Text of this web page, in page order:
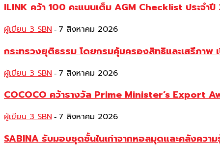
ILINK คว้า 100 คะแนนเต็ม AGM Checklist ประจ
ผู้เขียน 3 SBN - 7 สิงหาคม 2026
กระทรวงยุติธรรม โดยกรมคุ้มครองสิทธิและเสรีภา
ผู้เขียน 3 SBN - 7 สิงหาคม 2026
COCOCO คว้ารางวัล Prime Minister’s Export
ผู้เขียน 3 SBN - 7 สิงหาคม 2026
SABINA รับมอบชุดชั้นในเก่าจากหอสมุดและคลังควา